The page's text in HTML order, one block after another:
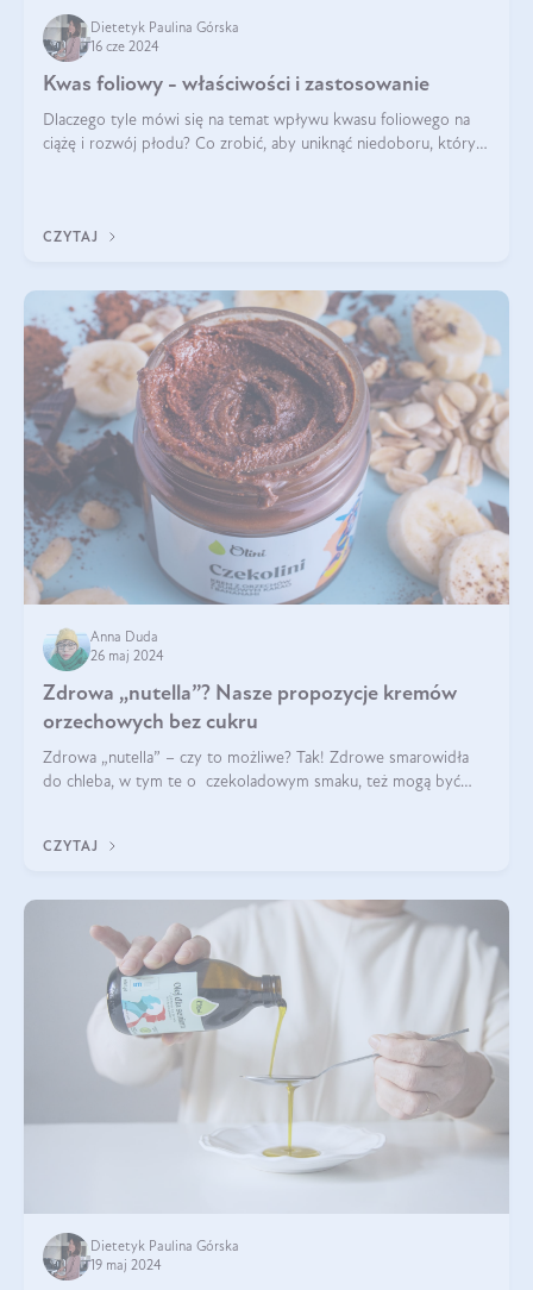
Dietetyk Paulina Górska
16 cze 2024
Kwas foliowy - właściwości i zastosowanie
Dlaczego tyle mówi się na temat wpływu kwasu foliowego na
ciążę i rozwój płodu? Co zrobić, aby uniknąć niedoboru, który
CZYTAJ
Anna Duda
26 maj 2024
Zdrowa „nutella”? Nasze propozycje kremów
orzechowych bez cukru
Zdrowa „nutella” – czy to możliwe? Tak! Zdrowe smarowidła
do chleba, w tym te o czekoladowym smaku, też mogą być
CZYTAJ
Dietetyk Paulina Górska
19 maj 2024